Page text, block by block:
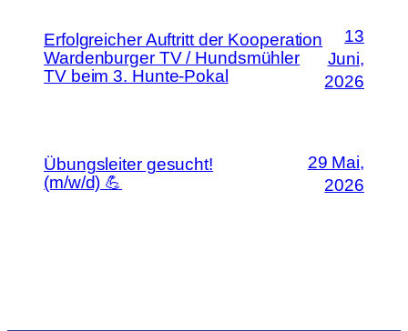
Erfolgreicher Auftritt der Kooperation
Wardenburger TV / Hundsmühler
TV beim 3. Hunte-Pokal
13
Juni,
2026
Übungsleiter gesucht!
(m/w/d) 💪
29 Mai,
2026